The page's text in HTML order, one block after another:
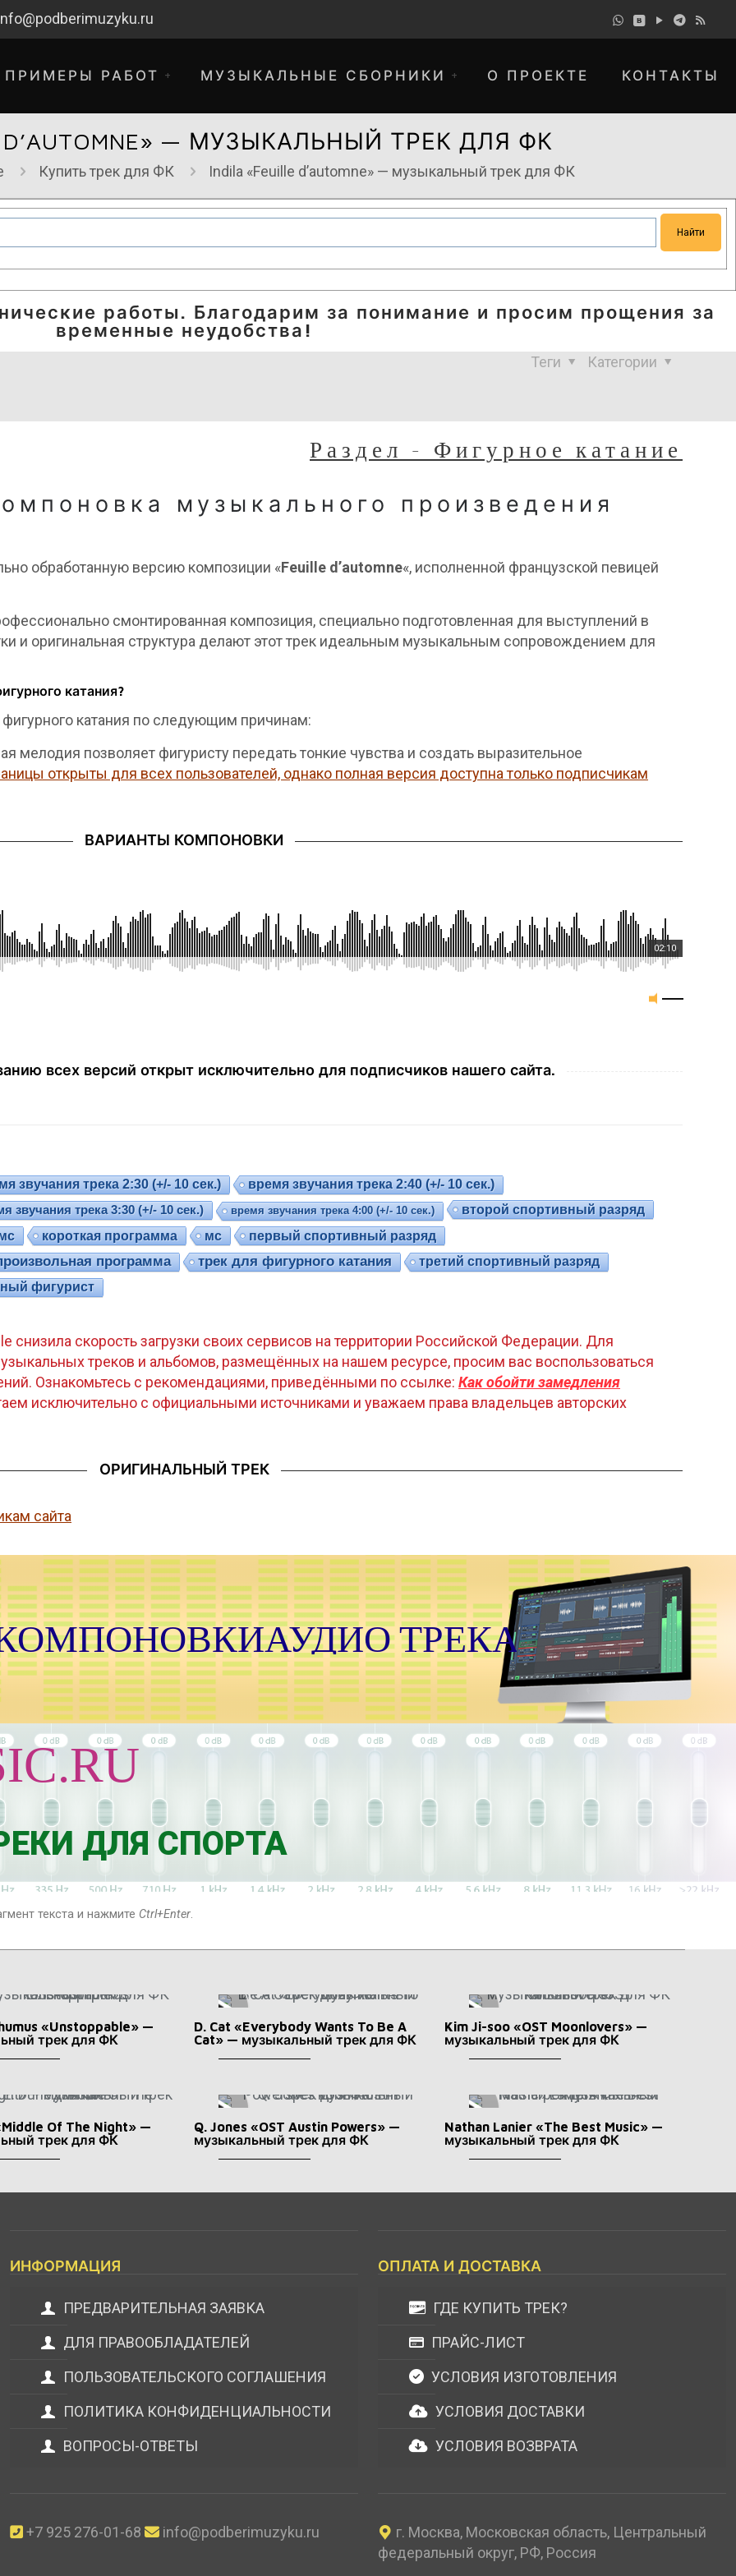
ПРИМЕРЫ РАБОТ МУЗЫКАЛЬНЫЕ СБОРНИКИ О ПРОЕКТЕ КОНТАКТЫ
D’AUTOMNE» — МУЗЫКАЛЬНЫЙ ТРЕК ДЛЯ ФК
Купить трек для ФК Indila «Feuille d’automne» — музыкальный трек для ФК
работы. Благодарим за понимание и просим прощения за
временные неудобства!
Категории
Теги
Раздел - Фигурное катание
музыкального произведения
обработанную версию композиции «Feuille d’automne«, исполненной французской певицей
смонтированная композиция, специально подготовленная для выступлений в
и оригинальная структура делают этот трек идеальным музыкальным сопровождением для
катания?
катания по следующим причинам:
мелодия позволяет фигуристу передать тонкие чувства и создать выразительное
открыты для всех пользователей, однако полная версия доступна только подписчикам
ВАРИАНТЫ КОМПОНОВКИ
02:10
всех версий открыт исключительно для подписчиков нашего сайта.
звучания трека 2:30 (+/- 10 сек.)
время звучания трека 2:40 (+/- 10 сек.)
звучания трека 3:30 (+/- 10 сек.) время звучания трека 4:00 (+/- 10 сек.) второй спортивный разряд
короткая программа мс первый спортивный разряд
программа трек для фигурного катания
третий спортивный разряд
фигурист
снизила скорость загрузки своих сервисов на территории Российской Федерации. Для
треков и альбомов, размещённых на нашем ресурсе, просим вас воспользоваться
Ознакомьтесь с рекомендациями, приведёнными по ссылке: Как обойти замедления
исключительно с официальными источниками и уважаем права владельцев авторских
ОРИГИНАЛЬНЫЙ ТРЕК
сайта
ТРЕКА
ДЛЯ СПОРТА
Е
Н
Н
О
Й
Г И
А
С
К
И
текста и нажмите Ctrl+Enter.
«Unstoppable» —
трек для ФК
D. Cat «Everybody Wants To Be A
Cat» — музыкальный трек для ФК
Kim Ji-soo «OST Moonlovers» —
музыкальный трек для ФК
Of The Night» —
трек для ФК
Q. Jones «OST Austin Powers» —
музыкальный трек для ФК
Nathan Lanier «The Best Music» —
музыкальный трек для ФК
ИНФОРМАЦИЯ
ПРЕДВАРИТЕЛЬНАЯ ЗАЯВКА
ДЛЯ ПРАВООБЛАДАТЕЛЕЙ
ПОЛЬЗОВАТЕЛЬСКОГО СОГЛАШЕНИЯ
ПОЛИТИКА КОНФИДЕНЦИАЛЬНОСТИ
ВОПРОСЫ-ОТВЕТЫ
+7 925 276-01-68 info@podberimuzyku.ru
ОПЛАТА И ДОСТАВКА
ГДЕ КУПИТЬ ТРЕК?
ПРАЙС-ЛИСТ
УСЛОВИЯ ИЗГОТОВЛЕНИЯ
УСЛОВИЯ ДОСТАВКИ
УСЛОВИЯ ВОЗВРАТА
г. Москва, Московская область, Центральный
федеральный округ, РФ, Россия